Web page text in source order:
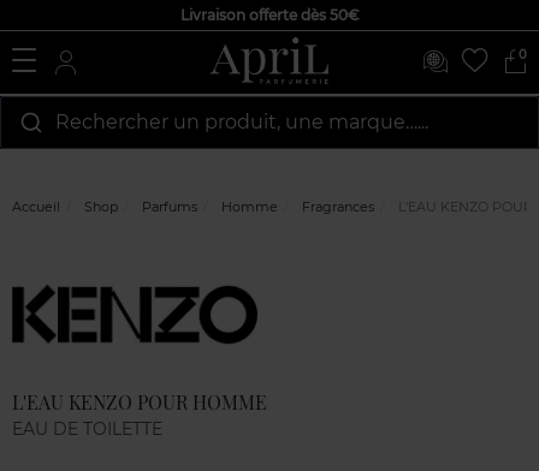
Livraison offerte dès 50€
0
Rechercher un produit, une marque…...
Accueil Shop Parfums Homme Fragrances L'EAU KENZO
L'EAU KENZO POUR HOMME
EAU DE TOILETTE